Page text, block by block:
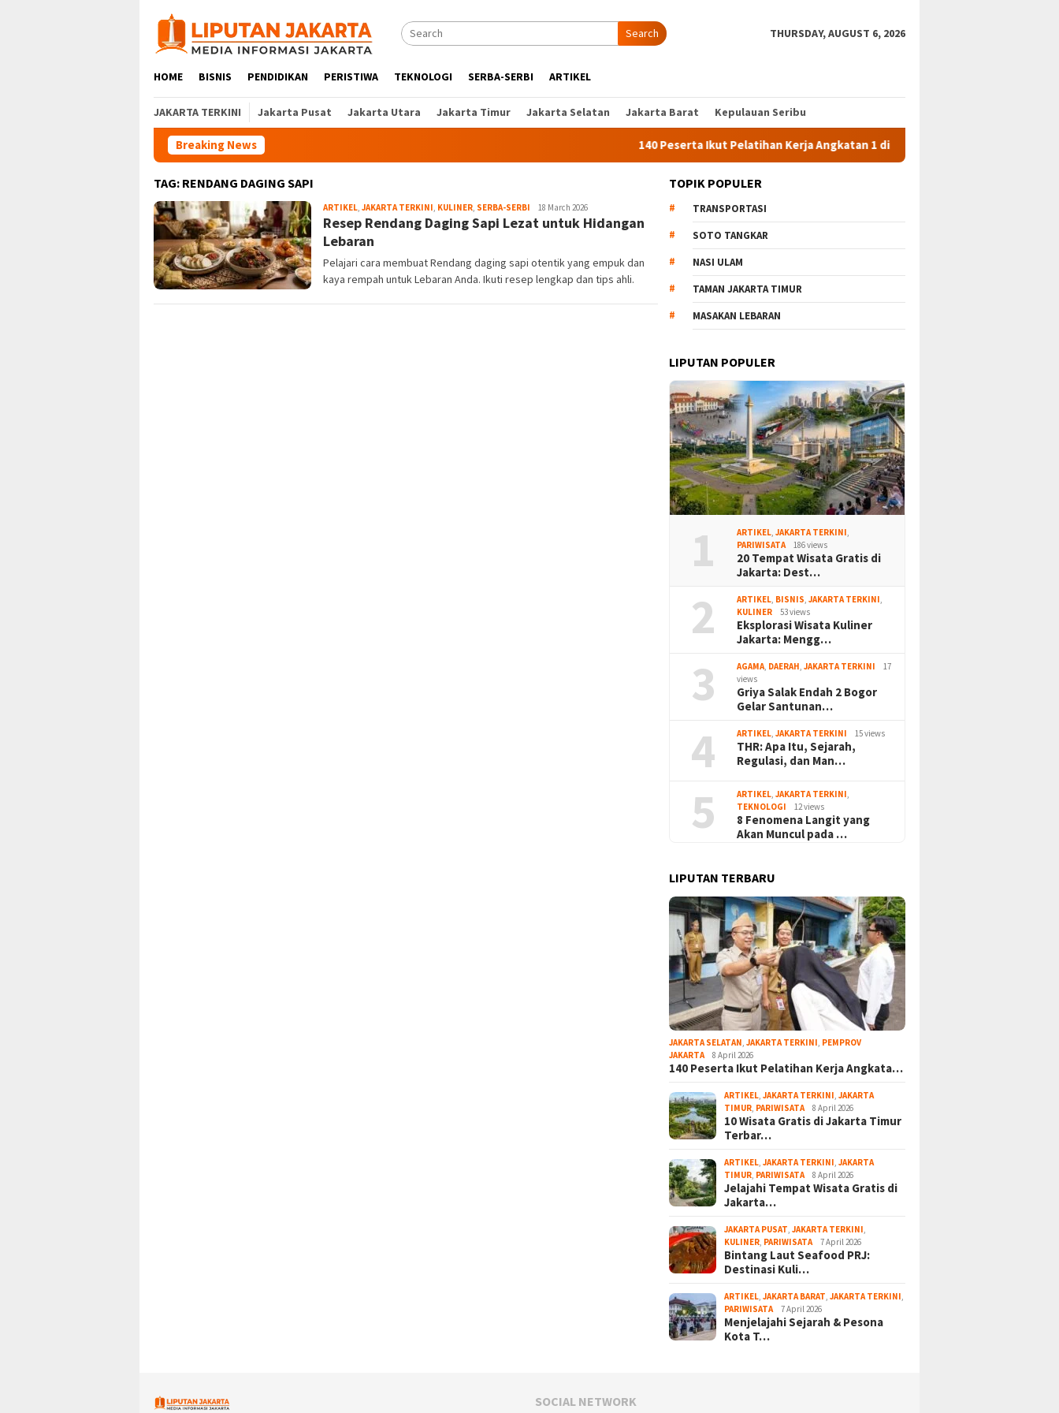
content
Search THURSDAY, AUGUST 6, 2026
HOME BISNIS PENDIDIKAN PERISTIWA TEKNOLOGI SERBA-SERBI ARTIKEL
JAKARTA TERKINI Jakarta Pusat Jakarta Utara Jakarta Timur Jakarta Selatan Jakarta Barat Kepulauan Seribu
Breaking News 140 Peserta Ikut Pelatihan Kerja Angkatan 1 di PPKD Jaksel
TAG: RENDANG DAGING SAPI
ARTIKEL, JAKARTA TERKINI, KULINER, SERBA-SERBI Liputan
Jakarta
18 March 2026
Resep Rendang Daging Sapi Lezat untuk Hidangan
Lebaran
Pelajari cara membuat Rendang daging sapi otentik yang empuk dan
kaya rempah untuk Lebaran Anda. Ikuti resep lengkap dan tips ahli.
TOPIK POPULER
TRANSPORTASI
SOTO TANGKAR
NASI ULAM
TAMAN JAKARTA TIMUR
MASAKAN LEBARAN
LIPUTAN POPULER
1 ARTIKEL ,JAKARTA TERKINI
PARIWISATA
186 views
20 Tempat Wisata Gratis di
Jakarta: Dest…
2 ARTIKEL BISNIS ,JAKARTA TERKINI
KULINER
53 views
Eksplorasi Wisata Kuliner
Jakarta: Mengg…
3 AGAMA DAERAH ,JAKARTA TERKINI
17
views
Griya Salak Endah 2 Bogor
Gelar Santunan…
4 ARTIKEL ,JAKARTA TERKINI 15 views
THR: Apa Itu, Sejarah,
Regulasi, dan Man…
5 ARTIKEL ,JAKARTA TERKINI
TEKNOLOGI
12 views
8 Fenomena Langit yang
Akan Muncul pada …
LIPUTAN TERBARU
JAKARTA SELATAN ,JAKARTA TERKINI PEMPROV
JAKARTA
8 April 2026
140 Peserta Ikut Pelatihan Kerja Angkata…
ARTIKEL ,JAKARTA TERKINI ,JAKARTA
TIMUR PARIWISATA 8 April 2026
10 Wisata Gratis di Jakarta Timur
Terbar…
ARTIKEL ,JAKARTA TERKINI ,JAKARTA
TIMUR PARIWISATA 8 April 2026
Jelajahi Tempat Wisata Gratis di
Jakarta…
JAKARTA PUSAT ,JAKARTA TERKINI
KULINER PARIWISATA 7 April 2026
Bintang Laut Seafood PRJ:
Destinasi Kuli…
ARTIKEL ,JAKARTA BARAT ,JAKARTA TERKINI
PARIWISATA
7 April 2026
Menjelajahi Sejarah & Pesona
Kota T…
SOCIAL NETWORK